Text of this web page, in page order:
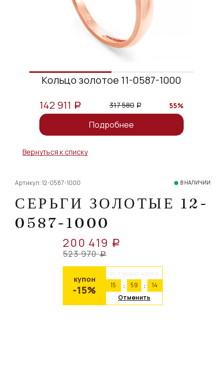
Кольцо золотое 11-0587-1000
142 911 a 317 580 a 55%
Подробнее
Вернуться к списку
Артикул: 12-0587-1000 В НАЛИЧИИ
СЕРЬГИ ЗОЛОТЫЕ 12-
0587-1000
200 419 a
523 970 a
купон
-15%
15
59
14
Отменить